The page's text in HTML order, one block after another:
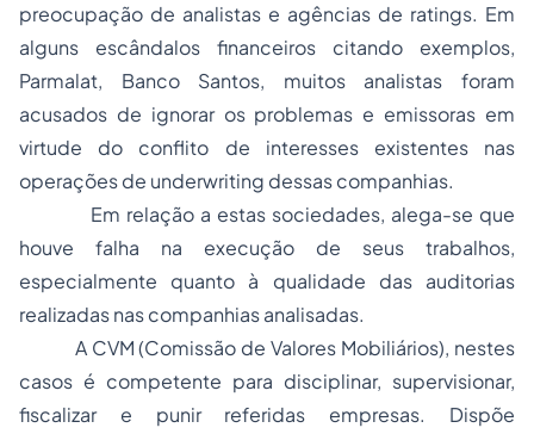
preocupação de analistas e agências de ratings. Em
alguns escândalos financeiros citando exemplos,
Parmalat, Banco Santos, muitos analistas foram
acusados de ignorar os problemas e emissoras em
virtude do conflito de interesses existentes nas
operações de underwriting dessas companhias.
Em relação a estas sociedades, alega-se que
houve falha na execução de seus trabalhos,
especialmente quanto à qualidade das auditorias
realizadas nas companhias analisadas.
A CVM (Comissão de Valores Mobiliários), nestes
casos é competente para disciplinar, supervisionar,
fiscalizar e punir referidas empresas. Dispõe